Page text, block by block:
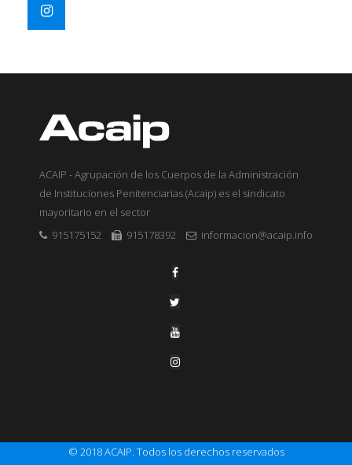
ACAIP - Agrupación de los Cuerpos de la Administración
de Instituciones Penitenciarias (Acaip) es el sindicato
mayoritario en el sector
915175152
915178392 informacion@acaip.info
© 2018 ACAIP. Todos los derechos reservados